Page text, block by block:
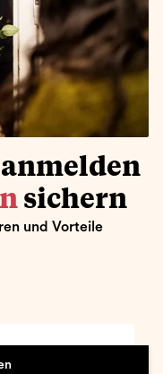
sichern
und Vorteile